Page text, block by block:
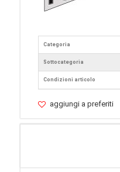
Categoria
Sottocategoria
Condizioni articolo
aggiungi a preferiti